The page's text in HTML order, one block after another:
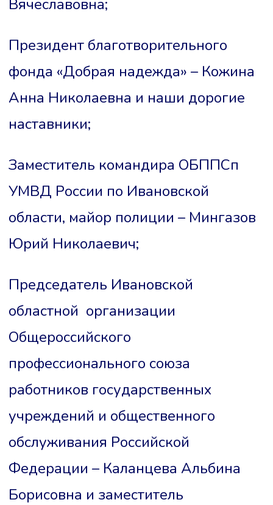
Вячеславовна;
Президент благотворительного
фонда «Добрая надежда» – Кожина
Анна Николаевна и наши дорогие
наставники;
Заместитель командира ОБППСп
УМВД России по Ивановской
области, майор полиции – Мингазов
Юрий Николаевич;
Председатель Ивановской
областной организации
Общероссийского
профессионального союза
работников государственных
учреждений и общественного
обслуживания Российской
Федерации – Каланцева Альбина
Борисовна и заместитель